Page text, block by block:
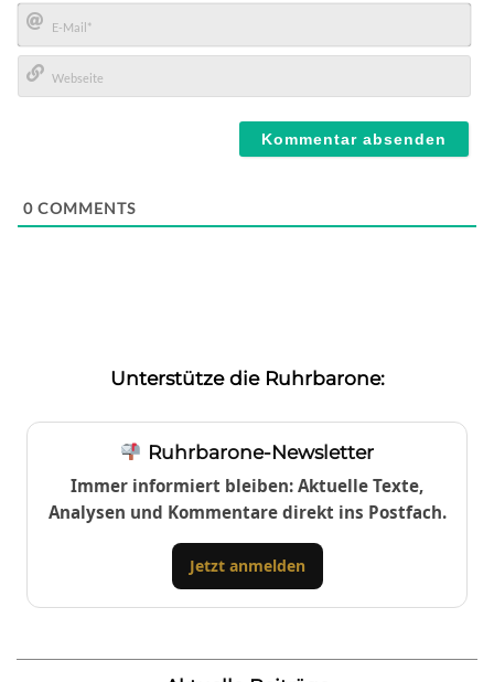
Name*
E-
Mail*
0 COMMENTS
Unterstütze die Ruhrbarone:
Ruhrbarone-Newsletter
Immer informiert bleiben: Aktuelle Texte,
Analysen und Kommentare direkt ins Postfach.
Jetzt anmelden